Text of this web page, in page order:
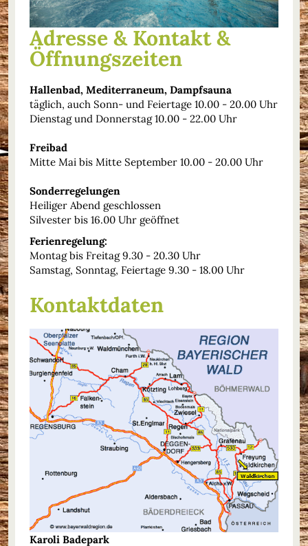
Adresse & Kontakt &
Öffnungszeiten
Hallenbad, Mediterraneum, Dampfsauna
täglich, auch Sonn- und Feiertage 10.00 - 20.00 Uhr
Dienstag und Donnerstag 10.00 - 22.00 Uhr
Freibad
Mitte Mai bis Mitte September 10.00 - 20.00 Uhr
Sonderregelungen
Heiliger Abend geschlossen
Silvester bis 16.00 Uhr geöffnet
Ferienregelung:
Montag bis Freitag 9.30 - 20.30 Uhr
Samstag, Sonntag, Feiertage 9.30 - 18.00 Uhr
Kontaktdaten
Karoli Badepark